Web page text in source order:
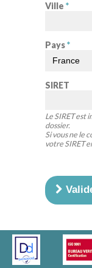
Ville *
Pays*
SIRET
Le SIRET est
dossier.
Si vous ne le
votre SIRET